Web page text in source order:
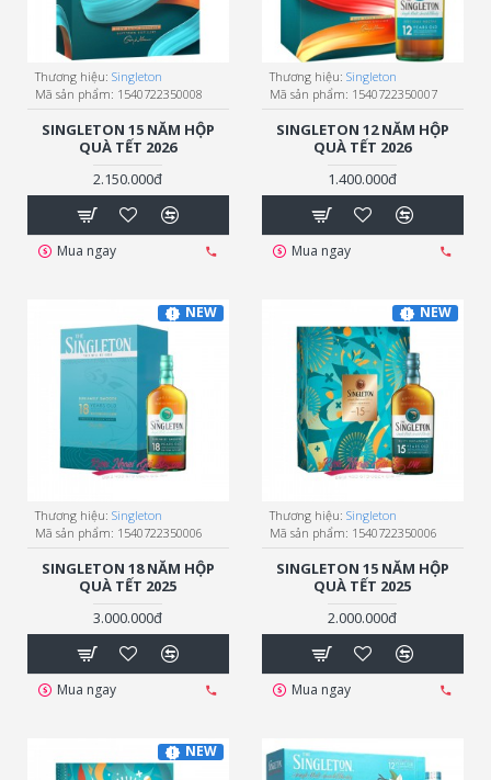
Thương hiệu: Singleton
Mã sản phẩm: 1540722350008
SINGLETON 15 NĂM HỘP
QUÀ TẾT 2026
2.150.000đ
Mua ngay
Thương hiệu: Singleton
Mã sản phẩm: 1540722350007
SINGLETON 12 NĂM HỘP
QUÀ TẾT 2026
1.400.000đ
Mua ngay
NEW
Thương hiệu: Singleton
Mã sản phẩm: 1540722350006
SINGLETON 18 NĂM HỘP
QUÀ TẾT 2025
3.000.000đ
Mua ngay
NEW
Thương hiệu: Singleton
Mã sản phẩm: 1540722350006
SINGLETON 15 NĂM HỘP
QUÀ TẾT 2025
2.000.000đ
Mua ngay
NEW